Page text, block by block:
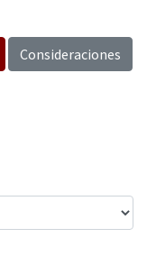
Consideraciones